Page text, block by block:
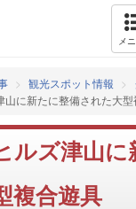
メ
観光スポット情報
山に新たに整備された大
ルズ津山に
複合遊具